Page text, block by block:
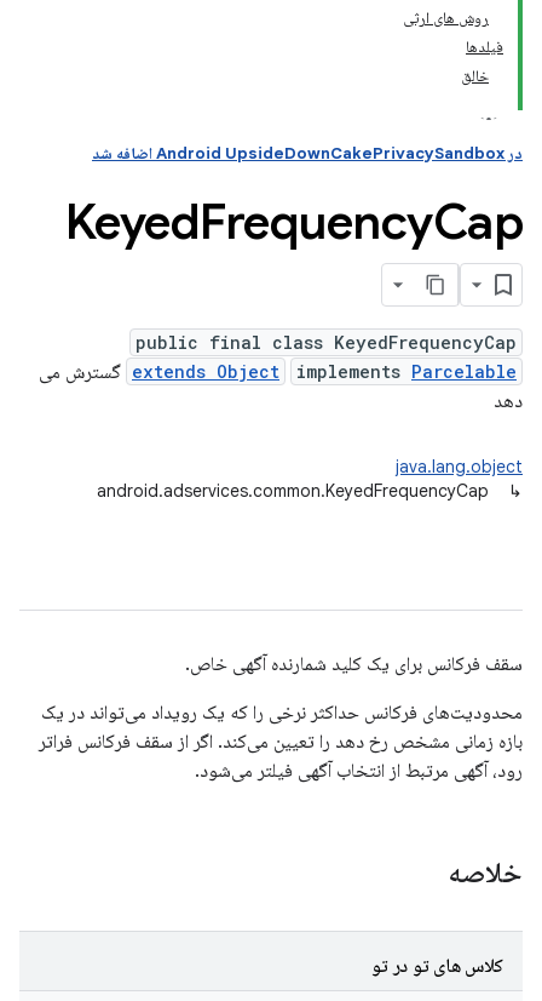
روش های ارثی
فیلدها
خالق
در Android UpsideDownCakePrivacySandbox اضافه شد
KeyedFrequencyCap
public final class KeyedFrequencyCap
extends Object
implements Parcelable
گسترش می
دهد
java.lang.object
↳
android.adservices.common.KeyedFrequencyCap
سقف فرکانس برای یک کلید شمارنده آگهی خاص.
محدودیت‌های فرکانس حداکثر نرخی را که یک رویداد می‌تواند در یک
بازه زمانی مشخص رخ دهد را تعیین می‌کند. اگر از سقف فرکانس فراتر
رود، آگهی مرتبط از انتخاب آگهی فیلتر می‌شود.
خلاصه
کلاس های تو در تو